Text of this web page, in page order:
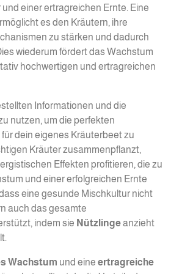
einer ertragreichen Ernte. Eine
es den Kräutern, ihre
zu stärken und dadurch
wiederum fördert das Wachstum
hochwertigen und ertragreichen
Informationen und die
nutzen, um die perfekten
dein eigenes Kräuterbeet zu
Kräuter zusammenpflanzt,
Effekten profitieren, die zu
und einer erfolgreichen Ernte
eine gesunde Mischkultur nicht
auch das gesamte
indem sie Nützlingeanzieht
Wachstum und eine ertragreiche